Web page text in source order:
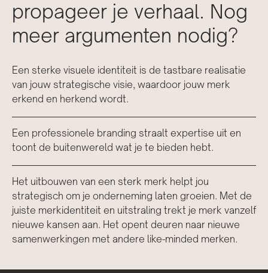
propageer je verhaal. Nog
meer argumenten nodig?
Een sterke visuele identiteit is de tastbare realisatie
van jouw strategische visie, waardoor jouw merk
erkend en herkend wordt.
Een professionele branding straalt expertise uit en
toont de buitenwereld wat je te bieden hebt.
Het uitbouwen van een sterk merk helpt jou
strategisch om je onderneming laten groeien. Met de
juiste merkidentiteit en uitstraling trekt je merk vanzelf
nieuwe kansen aan. Het opent deuren naar nieuwe
samenwerkingen met andere like-minded merken.